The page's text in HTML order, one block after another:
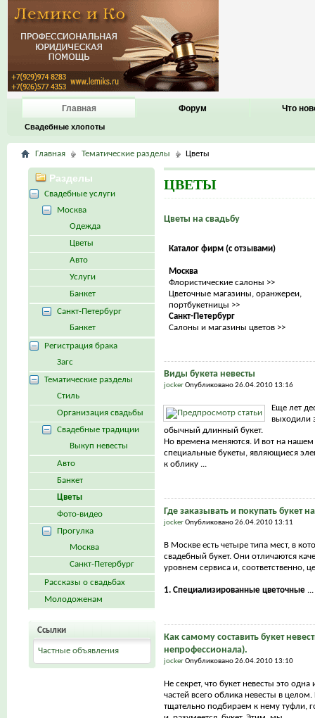
Главная
Свадебные хлопоты
Форум Что
Главная Тематические разделы Цветы
ЦВЕТЫ
Цветы на свадьбу
Каталог фирм (с отзывами)
Москва
Флористические салоны >>
Цветочные магазины, оранжереи,
портбукетницы >>
Санкт-Петербург
Салоны и магазины цветов >>
Виды букета невесты
jockerОпубликовано 26.04.2010 13:16
Еще лет
выходили
обычный длинный букет.
Но времена меняются. И вот на
специальные букеты, являющиеся
к облику ...
Где заказывать и покупать букет
jockerОпубликовано 26.04.2010 13:11
В Москве есть четыре типа мест, в
свадебный букет. Они отличаются
уровнем сервиса и, соответственно,
1. Специализированные цветочные...
Как самому составить букет
непрофессионала).
jockerОпубликовано 26.04.2010 13:10
Не секрет, что букет невесты это
частей всего облика невесты в
тщательно подбираем к нему туфли,
Разделы
Свадебные услуги
Москва
Одежда
Цветы
Авто
Услуги
Банкет
Санкт-Петербург
Банкет
Регистрация брака
Загс
Тематические разделы
Стиль
Организация свадьбы
Свадебные традиции
Выкуп невесты
Авто
Банкет
Цветы
Фото-видео
Прогулка
Москва
Санкт-Петербург
Рассказы о свадьбах
Молодоженам
Ссылки
Частные объявления